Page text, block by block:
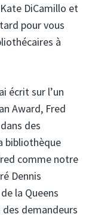
DiCamillo et
pour vous
à
écrit sur l’un
Award, Fred
des
bibliothèque
comme notre
Dennis
la Queens
des demandeurs